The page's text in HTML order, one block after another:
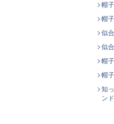
帽
帽
似
似
帽
帽
知
ン